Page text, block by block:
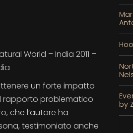
World – India 2011 –
un forte impatto
rapporto problematico
che l’autore ha
testimoniato anche
by